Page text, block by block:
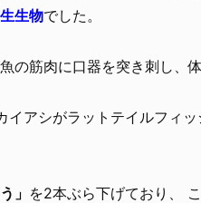
生物でした。
の筋肉に口器を突き刺し、
イアシがラットテイルフィ
」 を2本ぶら下げており、